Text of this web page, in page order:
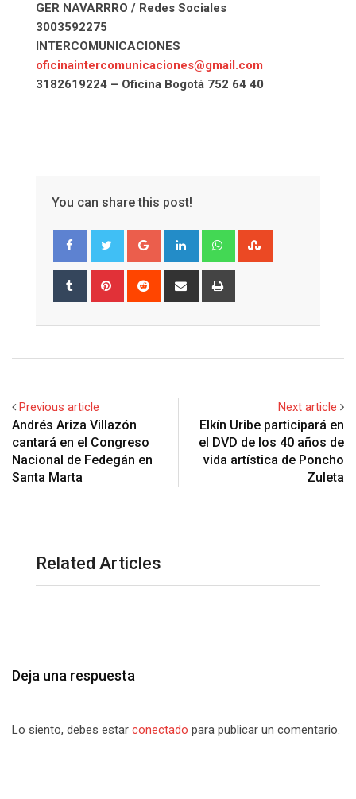
GER NAVARRRO / Redes Sociales
3003592275
INTERCOMUNICACIONES
oficinaintercomunicaciones@gmail.com
3182619224 – Oficina Bogotá 752 64 40
You can share this post!
Google+ LinkedIn Whatsapp
Tumblr Pinterest Reddit
Share
Previous article
Andrés Ariza Villazón
cantará en el Congreso
Nacional de Fedegán en
Santa Marta
Next article
Elkín Uribe participará en
el DVD de los 40 años de
vida artística de Poncho
Zuleta
Related Articles
Deja una respuesta
Lo siento, debes estar conectado para publicar un comentario.